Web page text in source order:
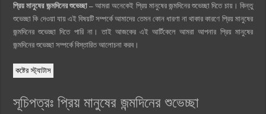
ওয়ালটন মোবাইল কিস্তিতে কেনার নিয়ম ২০২৫
ওয়ালটন টিভি কিস্তিতে কেনার নিয়ম ২০২৫
জেনে নিন, বর্তমানে মোবাইল ঘড়ি দাম কত ২০২৫
প্রিয় মানুষের জন্মদিনের শুভেচ্ছা – আমরা অনেকেই প্রিয় মানুষের জন্মদিনের শুভেচ্ছা দিতে চায়। কিন্তু
শুভেচ্ছা কি দেওয়া যায় এই বিষয়টি সম্পর্কে আমাদের তেমন কোন ধারণা না থাকার কারণে প্রিয় মানুষের
জন্মদিনের শুভেচ্ছা দিতে পারি না। তাই আজকের এই আর্টিকেলে আমরা আপনার প্রিয় মানুষের
জন্মদিনের শুভেচ্ছা সম্পর্কে বিস্তারিত আলোচনা করব।
কষ্টের স্ট্যাটাস
সূচিপত্রঃ প্রিয় মানুষের জন্মদিনের শুভেচ্ছা